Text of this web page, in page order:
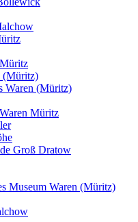
(Müritz)
Waren (Müritz)
Müritz
Groß Dratow
Museum Waren (Müritz)